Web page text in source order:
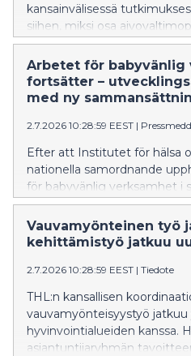
kansainvälisessä
siihen, miksi osa
Tulokset voivat
nykyistä paremmin ne
puhkeamisriski on suurin ja
lääkehoitojen kehittämistä.
Arbetet för babyvänlig
fortsätter –
med ny
2.7.2026 10:28:59 EEST |
Efter att Institutet för hälsa
nationella samordnande
för babyvänlig verksamhet i
välfärdsområden. Målet för
HUS har sammankallat är
babyvänlig vård i hela landet.
Vauvamyönteinen työ
kehittämistyö jatkuu
2.7.2026 10:28:59 EEST | Tiedote
THL:n kansallisen
vauvamyönteisyystyö jatkuu
hyvinvointialueiden kanssa.
asiantuntijaryhmän